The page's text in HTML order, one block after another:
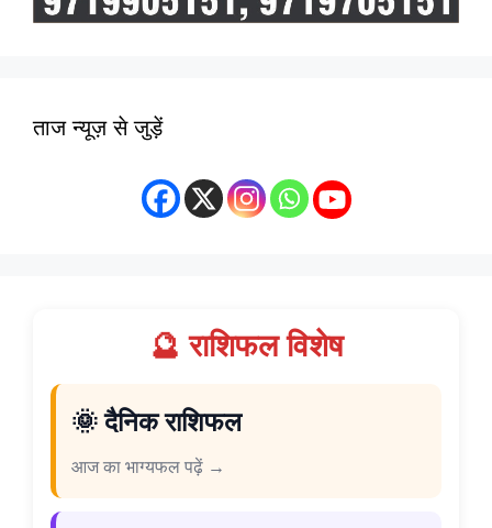
ताज न्यूज़ से जुड़ें
🔮 राशिफल विशेष
🌞 दैनिक राशिफल
आज का भाग्यफल पढ़ें →